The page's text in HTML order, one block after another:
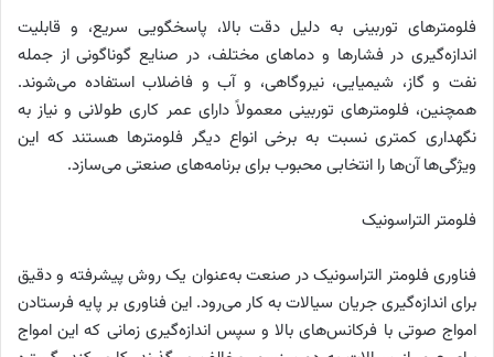
فلومترهای توربینی به دلیل دقت بالا، پاسخگویی سریع، و قابلیت
اندازه‌گیری در فشارها و دماهای مختلف، در صنایع گوناگونی از جمله
نفت و گاز، شیمیایی، نیروگاهی، و آب و فاضلاب استفاده می‌شوند.
همچنین، فلومترهای توربینی معمولاً دارای عمر کاری طولانی و نیاز به
نگهداری کمتری نسبت به برخی انواع دیگر فلومترها هستند که این
ویژگی‌ها آن‌ها را انتخابی محبوب برای برنامه‌های صنعتی می‌سازد.
فلومتر التراسونیک
فناوری فلومتر التراسونیک در صنعت به‌عنوان یک روش پیشرفته و دقیق
برای اندازه‌گیری جریان سیالات به کار می‌رود. این فناوری بر پایه فرستادن
امواج صوتی با فرکانس‌های بالا و سپس اندازه‌گیری زمانی که این امواج